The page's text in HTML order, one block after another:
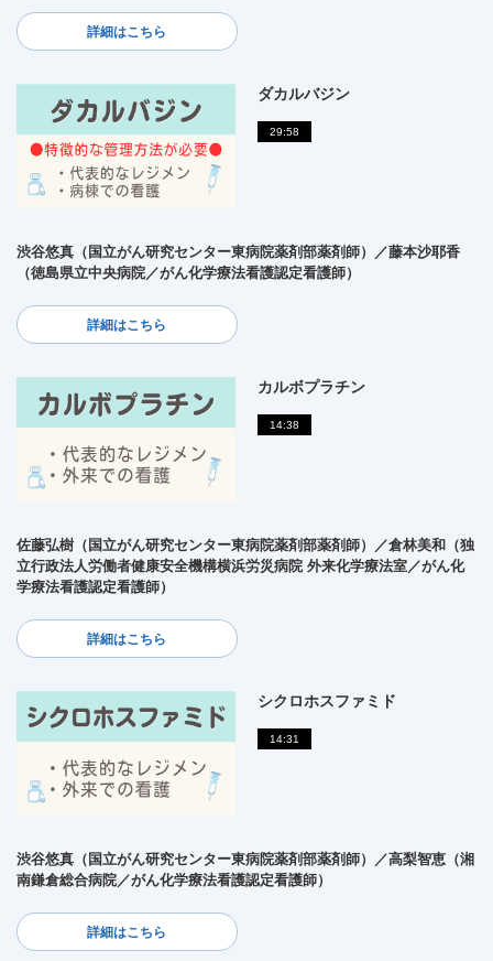
詳細はこちら
ダカルバジン
29:58
渋谷悠真（国立がん研究センター東病院薬剤部薬剤師）／藤本沙耶香
（徳島県立中央病院／がん化学療法看護認定看護師）
詳細はこちら
カルボプラチン
14:38
佐藤弘樹（国立がん研究センター東病院薬剤部薬剤師）／倉林美和（独
立行政法人労働者健康安全機構横浜労災病院 外来化学療法室／がん化
学療法看護認定看護師）
詳細はこちら
シクロホスファミド
14:31
渋谷悠真（国立がん研究センター東病院薬剤部薬剤師）／高梨智恵（湘
南鎌倉総合病院／がん化学療法看護認定看護師）
詳細はこちら